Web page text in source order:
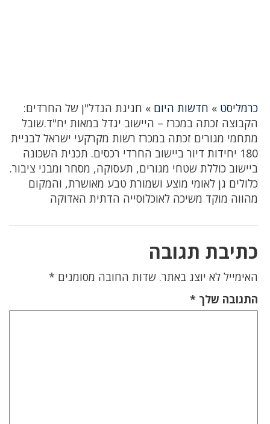
כרמליסט » חדשות היום » חגיגת הנדל"ן של החרדים:
הקבוצה זכתה במכרז – היישוב יגדל במאות יח"ד.שובל
מתחמי מגורים זכתה במכרז רשות מקרקעי ישראל לבניית
180 יחידות דיור ביישוב החרדי רכסים. תכנית השכונה
ביישוב כוללת שטחי מגורים, תעסוקה, מסחר ומבני ציבור.
כלולים גן לאומי מוצע ושמורת טבע מאושרת, והמקום
מהווה מוקד משיכה לאוכלוסייה הדתית האדוקה
כתיבת תגובה
האימייל לא יוצג באתר. שדות החובה מסומנים *
התגובה שלך *